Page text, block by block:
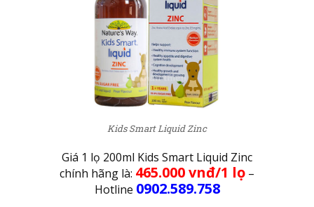
Kids Smart Liquid Zinc
Giá 1 lọ 200ml Kids Smart Liquid Zinc
chính hãng là: 465.000 vnđ/1 lọ –
Hotline 0902.589.758